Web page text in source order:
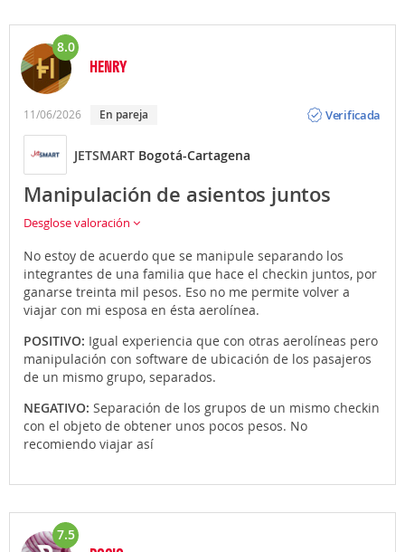
8.0
HENRY
11/06/2026 En pareja
Verificada
JETSMART Bogotá-Cartagena
Manipulación de asientos juntos
Desglose valoración
No estoy de acuerdo que se manipule separando los
integrantes de una familia que hace el checkin juntos, por
ganarse treinta mil pesos. Eso no me permite volver a
viajar con mi esposa en ésta aerolínea.
POSITIVO: Igual experiencia que con otras aerolíneas pero
manipulación con software de ubicación de los pasajeros
de un mismo grupo, separados.
NEGATIVO: Separación de los grupos de un mismo checkin
con el objeto de obtener unos pocos pesos. No
recomiendo viajar así
7.5